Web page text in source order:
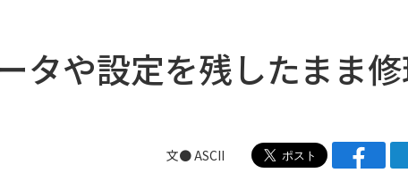
タや設定を残したまま
文● ASCII